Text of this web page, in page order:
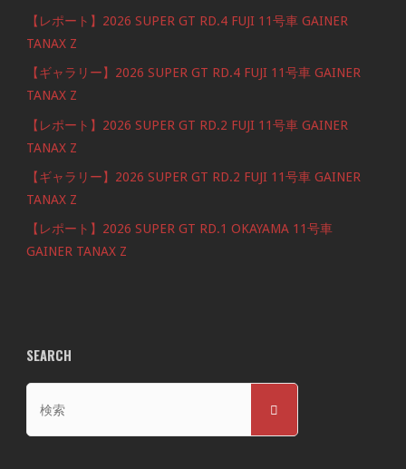
【レポート】2026 SUPER GT RD.4 FUJI 11号車 GAINER
TANAX Z
【ギャラリー】2026 SUPER GT RD.4 FUJI 11号車 GAINER
TANAX Z
【レポート】2026 SUPER GT RD.2 FUJI 11号車 GAINER
TANAX Z
【ギャラリー】2026 SUPER GT RD.2 FUJI 11号車 GAINER
TANAX Z
【レポート】2026 SUPER GT RD.1 OKAYAMA 11号車
GAINER TANAX Z
SEARCH
対
検